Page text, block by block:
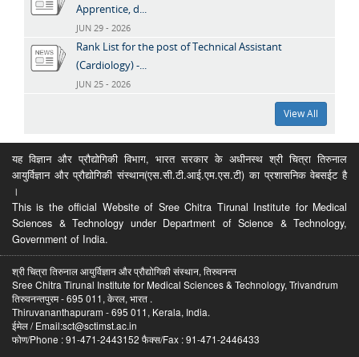
Apprentice, d...
JUN 29 - 2026
Rank List for the post of Technical Assistant
(Cardiology) -...
JUN 25 - 2026
View All
यह विज्ञान और प्रौद्योगिकी विभाग, भारत सरकार के अधीनस्थ श्री चित्रा तिरुनाल
आयुर्विज्ञान और प्रौद्योगिकी संस्थान(एस.सी.टी.आई.एम.एस.टी) का प्रशासनिक वेबसईट है
।
This is the official Website of Sree Chitra Tirunal Institute for Medical
Sciences & Technology under Department of Science & Technology,
Government of India.
श्री चित्रा तिरुनाल आयुर्विज्ञान और प्रौद्योगिकी संस्थान, तिरुवनन्त
Sree Chitra Tirunal Institute for Medical Sciences & Technology, Trivandrum
तिरुवनन्तपुरम - 695 011, केरल, भारत .
Thiruvananthapuram - 695 011, Kerala, India.
ईमेल / Email:sct@sctimst.ac.in
फोण/Phone : 91-471-2443152 फैक्स/Fax : 91-471-2446433